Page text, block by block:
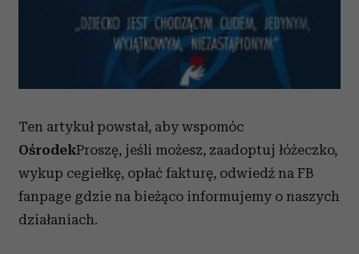
Ten artykuł powstał, aby wspomóc
OśrodekProszę, jeśli możesz, zaadoptuj łóżeczko,
wykup cegiełkę, opłać fakturę, odwiedź na FB
fanpage gdzie na bieżąco informujemy o naszych
działaniach.